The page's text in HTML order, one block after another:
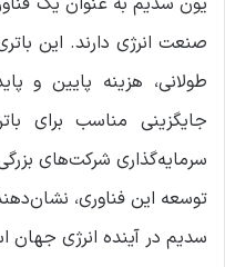
صنعت انرژی دارند. این
طولانی، هزینه پایین و
جایگزینی مناسب برای
توسعه این فناوری،
سدیم در آینده انرژی جهان